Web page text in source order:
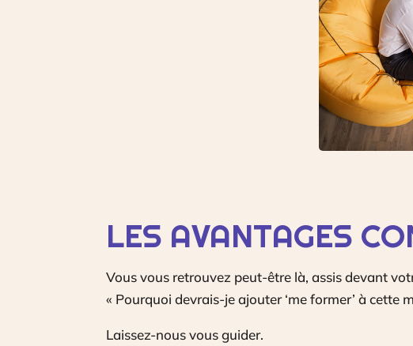
LES AVANTAGES
Vous vous retrouvez peut-être là, assis devant
« Pourquoi devrais-je ajouter ‘me former’ à cette
Laissez-nous vous guider.